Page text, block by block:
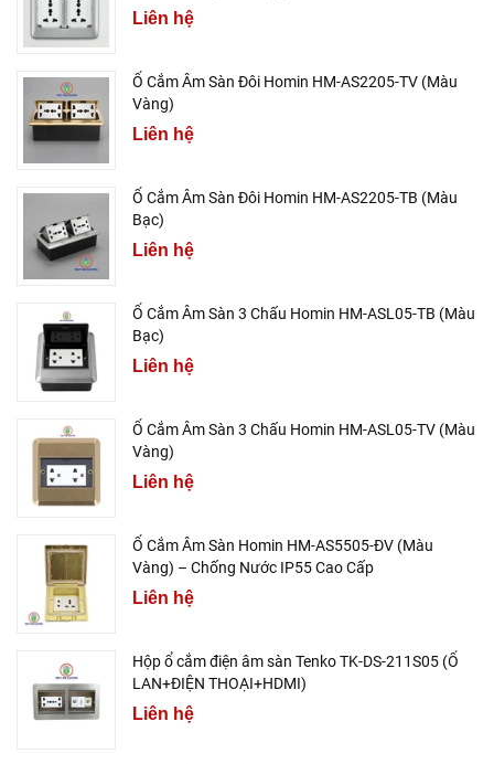
Liên hệ
Ổ Cắm Âm Sàn Đôi Homin HM-AS2205-TV (Màu
Vàng)
Liên hệ
Ổ Cắm Âm Sàn Đôi Homin HM-AS2205-TB (Màu
Bạc)
Liên hệ
Ổ Cắm Âm Sàn 3 Chấu Homin HM-ASL05-TB (Màu
Bạc)
Liên hệ
Ổ Cắm Âm Sàn 3 Chấu Homin HM-ASL05-TV (Màu
Vàng)
Liên hệ
Ổ Cắm Âm Sàn Homin HM-AS5505-ĐV (Màu
Vàng) – Chống Nước IP55 Cao Cấp
Liên hệ
Hộp ổ cắm điện âm sàn Tenko TK-DS-211S05 (Ổ
LAN+ĐIỆN THOẠI+HDMI)
Liên hệ